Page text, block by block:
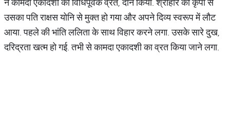
ने कामदा एकादशी का विधिपूर्वक व्रत, दान किया. श्रीहरि की कृपा से
उसका पति राक्षस योनि से मुक्त हो गया और अपने दिव्य स्वरूप में लौट
आया. पहले की भांति ललिता के साथ विहार करने लगा. उसके सारे दुख,
दरिद्रता खत्म हो गई. तभी से कामदा एकादशी का व्रत किया जाने लगा.